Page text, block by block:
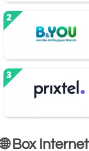
🌐 Box Internet